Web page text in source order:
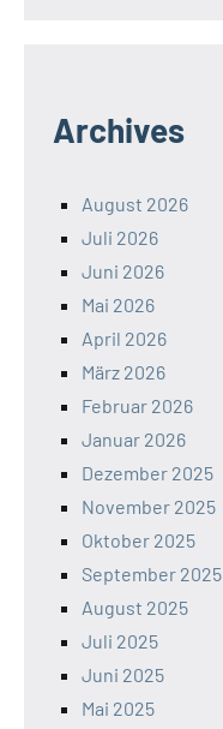
Archives
August 2026
Juli 2026
Juni 2026
Mai 2026
April 2026
März 2026
Februar 2026
Januar 2026
Dezember 2025
November 2025
Oktober 2025
September 2025
August 2025
Juli 2025
Juni 2025
Mai 2025